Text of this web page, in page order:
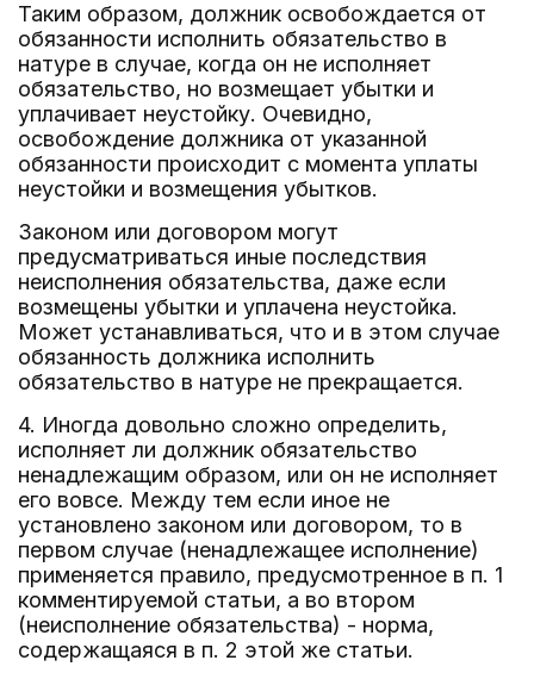
Таким образом, должник освобождается от
обязанности исполнить обязательство в
натуре в случае, когда он не исполняет
обязательство, но возмещает убытки и
уплачивает неустойку. Очевидно,
освобождение должника от указанной
обязанности происходит с момента уплаты
неустойки и возмещения убытков.
Законом или договором могут
предусматриваться иные последствия
неисполнения обязательства, даже если
возмещены убытки и уплачена неустойка.
Может устанавливаться, что и в этом случае
обязанность должника исполнить
обязательство в натуре не прекращается.
4. Иногда довольно сложно определить,
исполняет ли должник обязательство
ненадлежащим образом, или он не исполняет
его вовсе. Между тем если иное не
установлено законом или договором, то в
первом случае (ненадлежащее исполнение)
применяется правило, предусмотренное в п. 1
комментируемой статьи, а во втором
(неисполнение обязательства) - норма,
содержащаяся в п. 2 этой же статьи.